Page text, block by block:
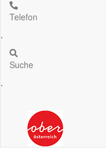
Telefon
.
Suche
.